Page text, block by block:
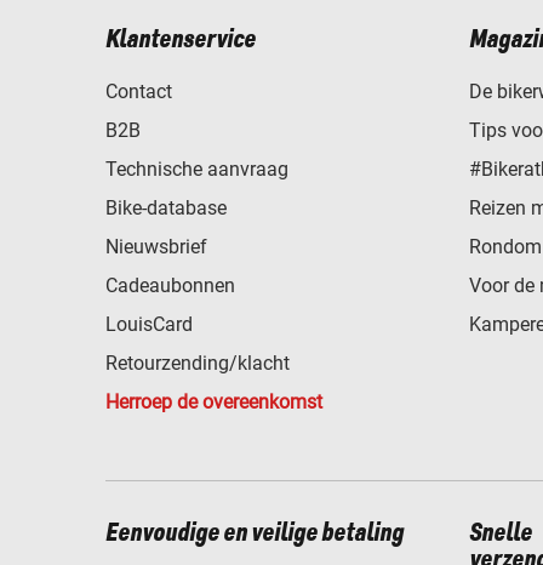
Klantenservice
Contact
B2B
Technische aanvraag
Bike-database
Nieuwsbrief
Cadeaubonnen
LouisCard
Retourzending/klacht
Herroep de overeenkomst
De
Tips
Reizen
Voor de
Eenvoudige en veilige betaling
Snelle